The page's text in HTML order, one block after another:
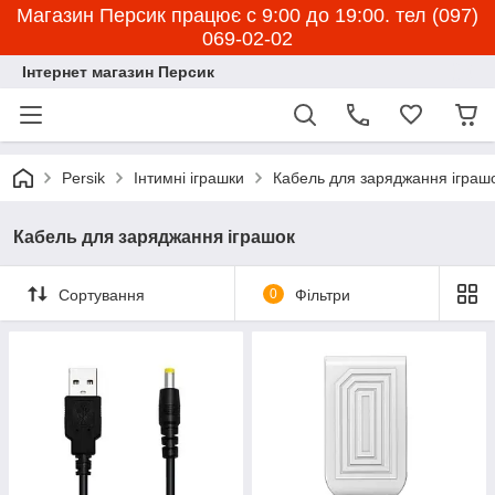
Магазин Персик працює с 9:00 до 19:00. тел (097)
069-02-02
Інтернет магазин Персик
Persik Інтимні іграшки Кабель для заряджання
Кабель для заряджання іграшок
Сортування 0 Фільтри